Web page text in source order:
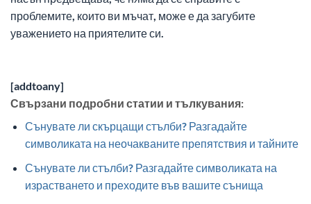
проблемите, които ви мъчат, може е да загубите
уважението на приятелите си.
[addtoany]
Свързани подробни статии и тълкувания:
Сънувате ли скърцащи стълби? Разгадайте
символиката на неочакваните препятствия и тайните
Сънувате ли стълби? Разгадайте символиката на
израстването и преходите във вашите сънища